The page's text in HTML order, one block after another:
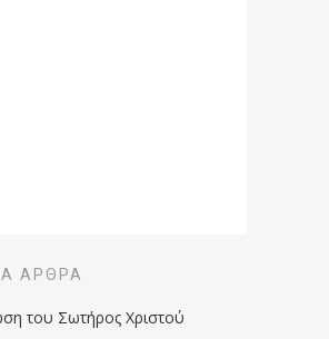
ΆΡΘΡΑ
του Σωτήρος Χριστού